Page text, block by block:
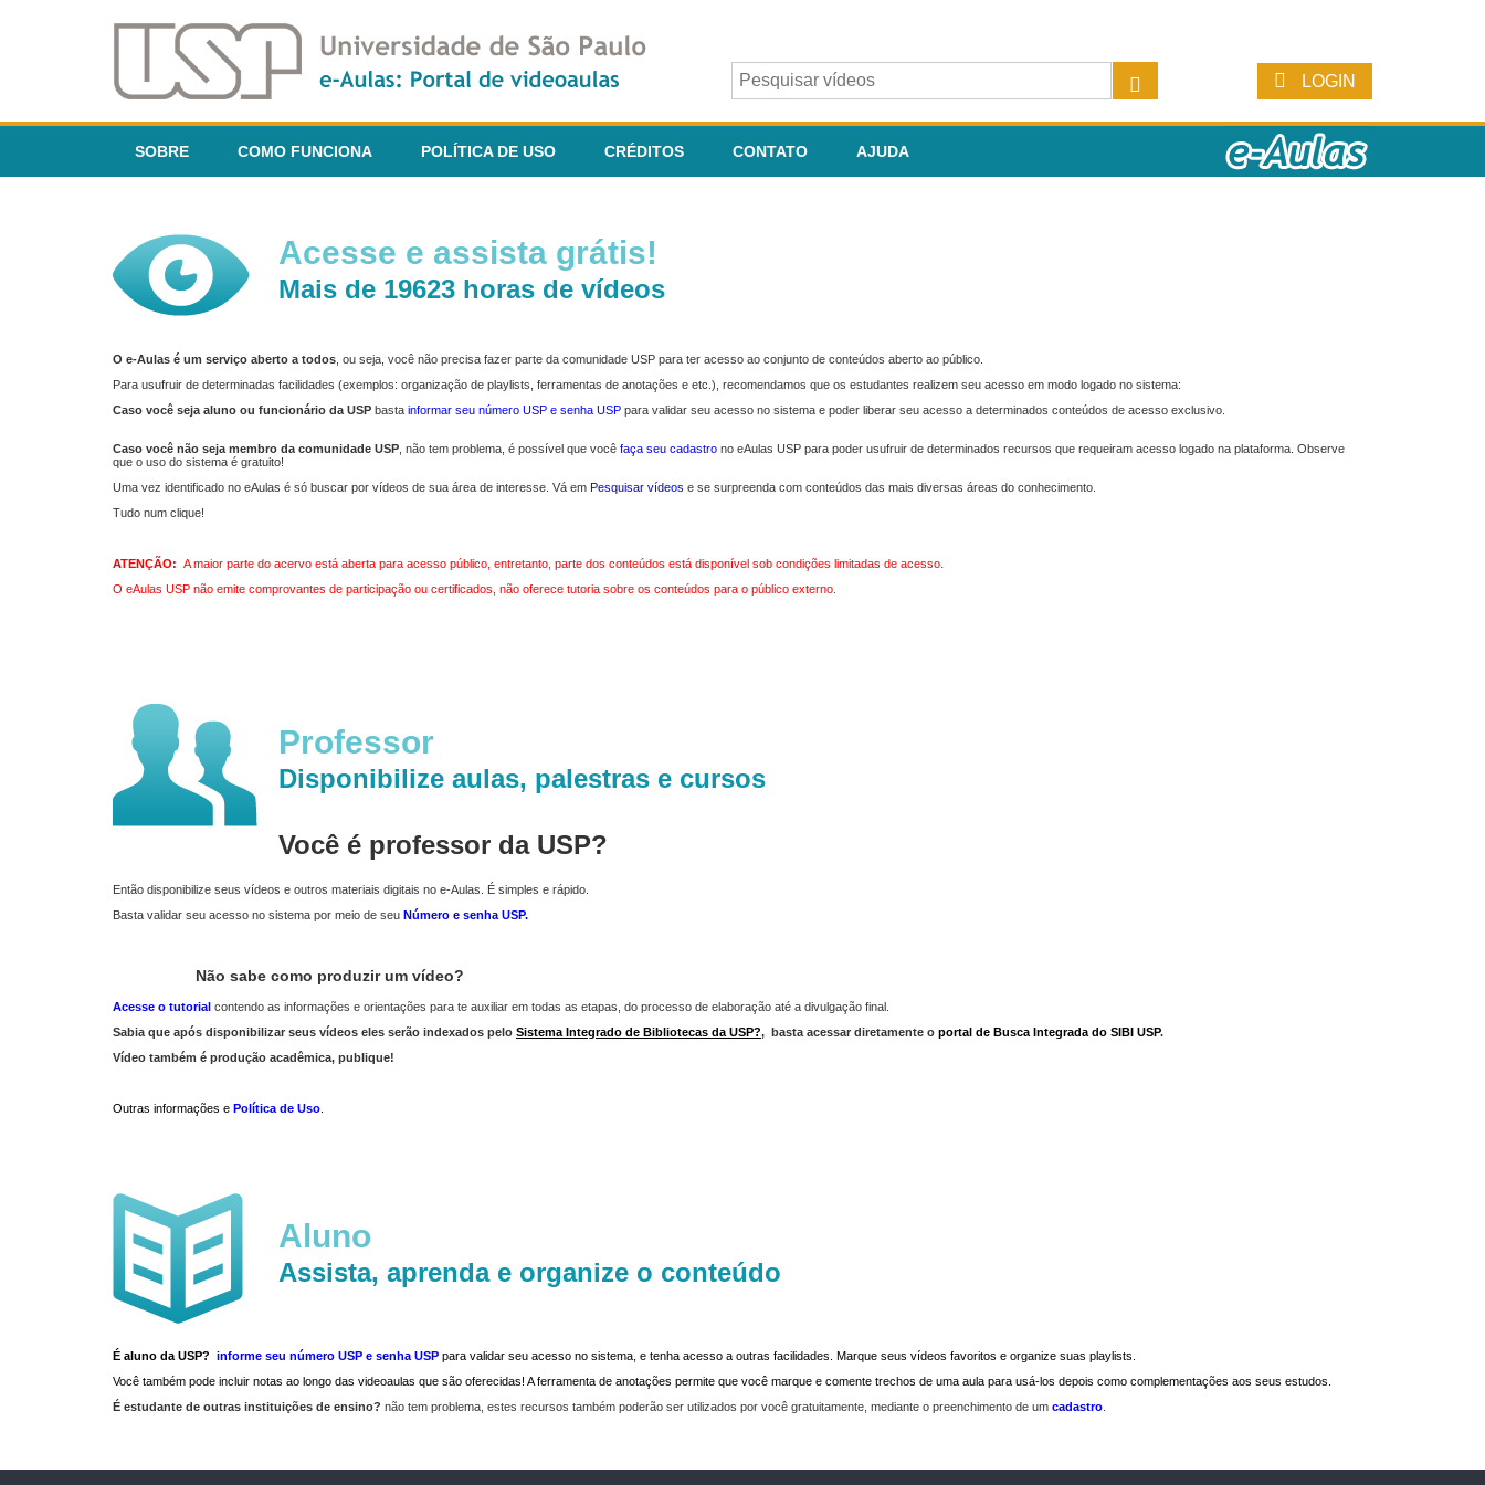
LOGIN
SOBRE COMO FUNCIONA POLÍTICA DE USO CRÉDITOS CONTATO AJUDA
Acesse e assista grátis!
Mais de 19623 horas de vídeos
O e-Aulas é um serviço aberto a todos , ou seja, você não precisa fazer parte da comunidade USP para ter acesso ao conjunto de conteúdos aberto ao público.
Para usufruir de determinadas facilidades (exemplos: organização de playlists, ferramentas de anotações e etc.), recomendamos que os estudantes realizem seu acesso em modo logado no sistema:
Caso você seja aluno ou funcionário da USP basta informar seu número USP e senha USP para validar seu acesso no sistema e poder liberar seu acesso a determinados conteúdos de acesso exclusivo.
Caso você não seja membro da comunidade USP , não tem problema, é possível que você faça seu cadastro no eAulas USP para poder usufruir de determinados recursos que requeiram acesso logado na plataforma. Observe
que o uso do sistema é gratuito!
Uma vez identificado no eAulas é só buscar por vídeos de sua área de interesse. Vá em Pesquisar vídeos e se surpreenda com conteúdos das mais diversas áreas do conhecimento.
Tudo num clique!
ATENÇÃO: A maior parte do acervo está aberta para acesso público, entretanto, parte dos conteúdos está disponível sob condições limitadas de acesso.
O eAulas USP não emite comprovantes de participação ou certificados, não oferece tutoria sobre os conteúdos para o público externo.
Professor
Disponibilize aulas, palestras e cursos
Você é professor da USP?
Então disponibilize seus vídeos e outros materiais digitais no e-Aulas. É simples e rápido.
Basta validar seu acesso no sistema por meio de seu Número e senha USP.
Não sabe como produzir um vídeo?
Acesse o tutorial contendo as informações e orientações para te auxiliar em todas as etapas, do processo de elaboração até a divulgação final.
Sabia que após disponibilizar seus vídeos eles serão indexados pelo Sistema Integrado de Bibliotecas da USP?, basta acessar diretamente o portal de Busca Integrada do SIBI USP.
Vídeo também é produção acadêmica, publique!
Outras informações e Política de Uso
Aluno
Assista, aprenda e organize o conteúdo
É aluno da USP? informe seu número USP e senha USP para validar seu acesso no sistema, e tenha acesso a outras facilidades. Marque seus vídeos favoritos e organize suas playlists.
Você também pode incluir notas ao longo das videoaulas que são oferecidas! A ferramenta de anotações permite que você marque e comente trechos de uma aula para usá-los depois como complementações aos seus estudos.
É estudante de outras instituições de ensino? não tem problema, estes recursos também poderão ser utilizados por você gratuitamente, mediante o preenchimento de um cadastro